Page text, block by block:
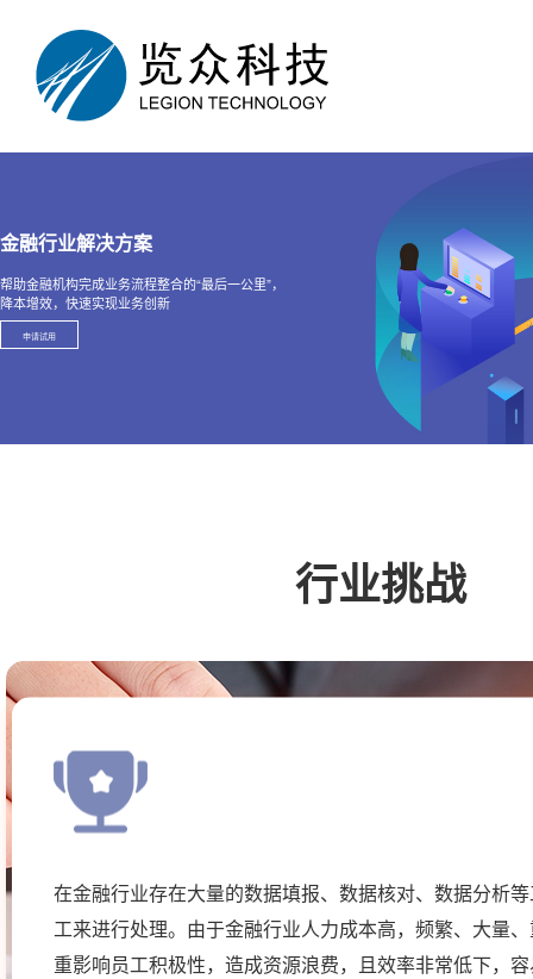
金融行业解决方案
帮助金融机构完成业务流程整合的“最后一公里”，
降本增效，快速实现业务创新
申请试用
行业挑战
在金融行业存在大量的数据填报、数据核对、数据分析
工来进行处理。由于金融行业人力成本高，频繁、大量
重影响员工积极性，造成资源浪费，且效率非常低下，